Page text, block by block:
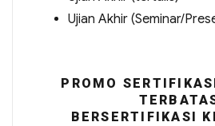
Ujian Akhir (Seminar/
PROMO
BERSERTIFIKASI